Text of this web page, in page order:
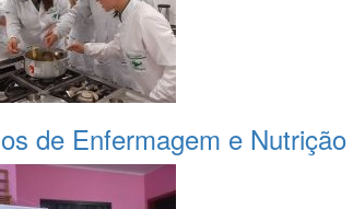
de Enfermagem e